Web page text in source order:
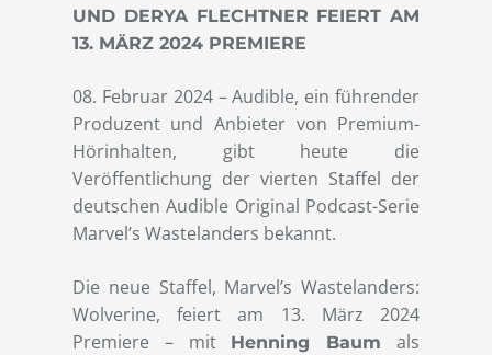
UND DERYA FLECHTNER FEIERT AM
13. MÄRZ 2024 PREMIERE
08. Februar 2024 – Audible, ein führender
Produzent und Anbieter von Premium-
Hörinhalten, gibt heute die
Veröffentlichung der vierten Staffel der
deutschen Audible Original Podcast-Serie
Marvel’s Wastelanders bekannt.
Die neue Staffel, Marvel’s Wastelanders:
Wolverine, feiert am 13. März 2024
Premiere – mit
Henning Baum
als